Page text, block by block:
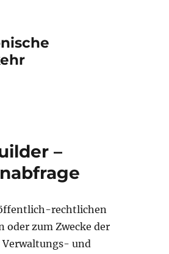
–
rechtlichen
oder zum Zwecke der
und